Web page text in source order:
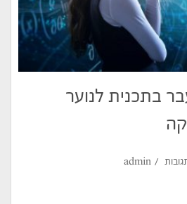
בתכנית לנוער
admin